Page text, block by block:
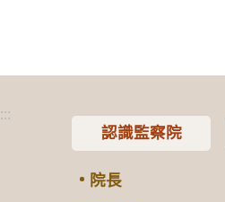
:::
認識監察院
院長